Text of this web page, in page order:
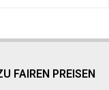
FAIREN PREISEN